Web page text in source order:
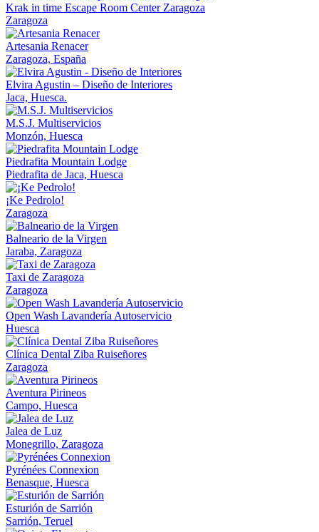
Krak in time Escape Room Center Zaragoza
Zaragoza
Artesania Renacer
Zaragoza, España
Elvira Agustin – Diseño de Interiores
Jaca, Huesca.
M.S.J. Multiservicios
Monzón, Huesca
Piedrafita Mountain Lodge
Piedrafita de Jaca, Huesca
¡Ke Pedrolo!
Zaragoza
Balneario de la Virgen
Jaraba, Zaragoza
Taxi de Zaragoza
Zaragoza
Open Wash Lavandería Autoservicio
Huesca
Clínica Dental Ziba Ruiseñores
Zaragoza
Aventura Pirineos
Campo, Huesca
Jalea de Luz
Monegrillo, Zaragoza
Pyrénées Connexion
Benasque, Huesca
Esturión de Sarrión
Sarrión, Teruel